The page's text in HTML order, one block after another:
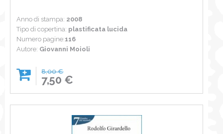
Anno di stampa: 2008
Tipo di copertina: plastificata lucida
Numero pagine:116
Autore: Giovanni Moioli
8,00 €
7,50 €